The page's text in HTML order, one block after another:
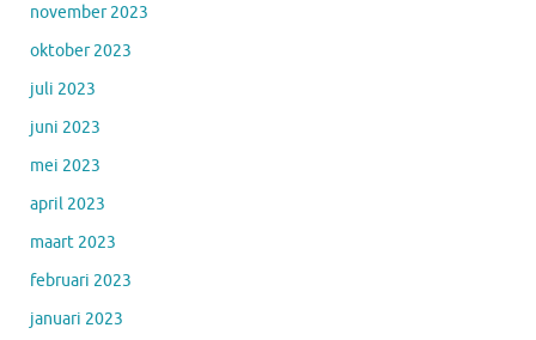
november 2023
oktober 2023
juli 2023
juni 2023
mei 2023
april 2023
maart 2023
februari 2023
januari 2023